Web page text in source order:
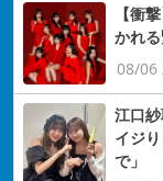
【衝
かれ
08/06
江口
イジ
で」